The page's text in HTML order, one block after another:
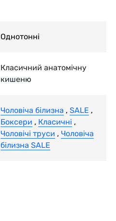
Однотонні
Класичний анатомічну
кишеню
Чоловіча білизна , SALE ,
Боксери , Класичні ,
Чоловічі труси , Чоловіча
білизна SALE